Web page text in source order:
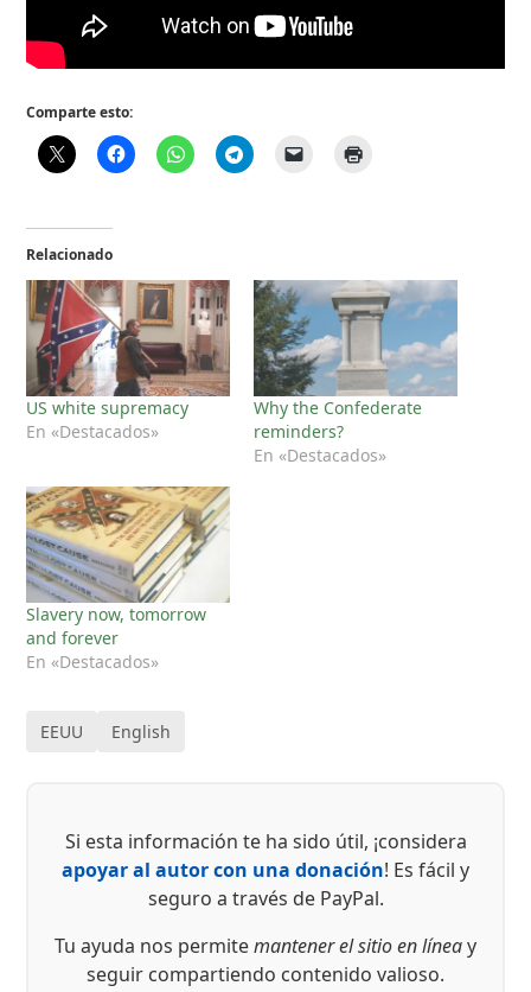
Comparte esto:
Relacionado
US white supremacy
En «Destacados»
Why the Confederate
reminders?
En «Destacados»
Slavery now, tomorrow
and forever
En «Destacados»
EEUU English
Si esta información te ha sido útil, ¡considera
apoyar al autor con una donación! Es fácil y
seguro a través de PayPal.
Tu ayuda nos permitemantener el sitio en líneay
seguir compartiendo contenido valioso.